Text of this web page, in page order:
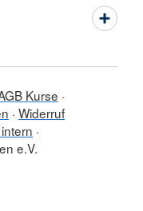
Kurse
Widerruf
e.V.